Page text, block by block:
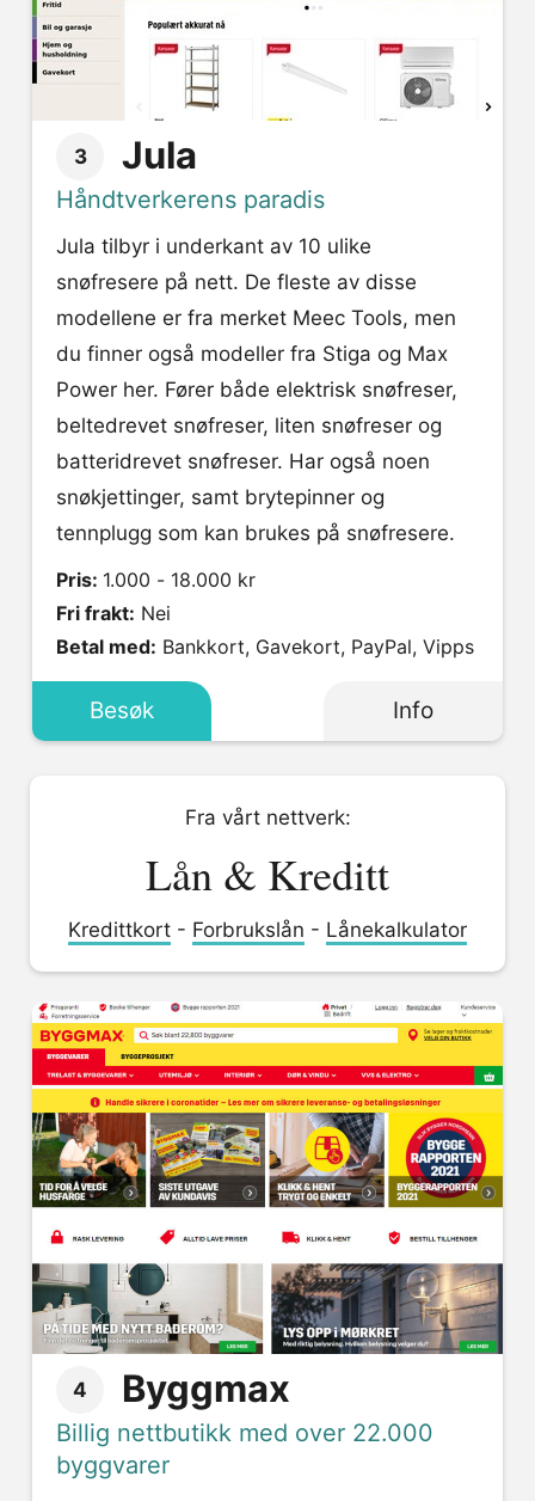
3 Jula
Håndtverkerens paradis
Jula tilbyr i underkant av 10 ulike
snøfresere på nett. De fleste av disse
modellene er fra merket Meec Tools, men
du finner også modeller fra Stiga og Max
Power her. Fører både elektrisk snøfreser,
beltedrevet snøfreser, liten snøfreser og
batteridrevet snøfreser. Har også noen
snøkjettinger, samt brytepinner og
tennplugg som kan brukes på snøfresere.
Pris: 1.000 - 18.000 kr
Fri frakt: Nei
Betal med: Bankkort, Gavekort, PayPal, Vipps
Besøk Info
Fra vårt nettverk:
Lån & Kreditt
Kredittkort - Forbrukslån - Lånekalkulator
4 Byggmax
Billig nettbutikk med over 22.000
byggvarer